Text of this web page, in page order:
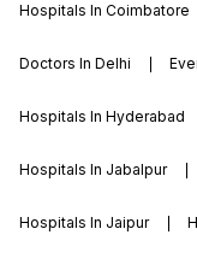
Hospitals In Coimbatore
Doctors In Delhi
Hospitals In Hyderabad
Hospitals In Jabalpur
Hospitals In Jaipur